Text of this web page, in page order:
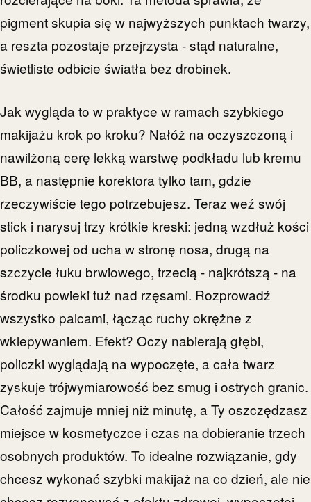
pigment skupia się w najwyższych punktach twarzy,
a reszta pozostaje przejrzysta - stąd naturalne,
świetliste odbicie światła bez drobinek.
Jak wygląda to w praktyce w ramach szybkiego
makijażu krok po kroku? Nałóż na oczyszczoną i
nawilżoną cerę lekką warstwę podkładu lub kremu
BB, a następnie korektora tylko tam, gdzie
rzeczywiście tego potrzebujesz. Teraz weź swój
stick i narysuj trzy krótkie kreski: jedną wzdłuż kości
policzkowej od ucha w stronę nosa, drugą na
szczycie łuku brwiowego, trzecią - najkrótszą - na
środku powieki tuż nad rzęsami. Rozprowadź
wszystko palcami, łącząc ruchy okrężne z
wklepywaniem. Efekt? Oczy nabierają głębi,
policzki wyglądają na wypoczęte, a cała twarz
zyskuje trójwymiarowość bez smug i ostrych granic.
Całość zajmuje mniej niż minutę, a Ty oszczędzasz
miejsce w kosmetyczce i czas na dobieranie trzech
osobnych produktów. To idealne rozwiązanie, gdy
chcesz wykonać szybki makijaż na co dzień, ale nie